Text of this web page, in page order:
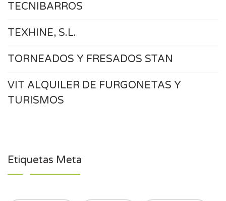
TECNIBARROS
TEXHINE, S.L.
TORNEADOS Y FRESADOS STAN
VIT ALQUILER DE FURGONETAS Y
TURISMOS
Etiquetas Meta